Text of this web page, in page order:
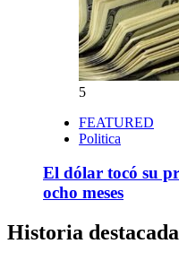
5
FEATURED
Politica
El dólar tocó su
ocho meses
Historia destacada